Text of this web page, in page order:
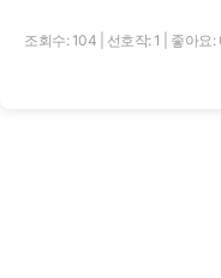
조회수: 104 선호작: 1 좋아요: